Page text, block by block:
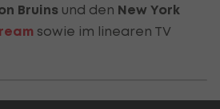
Bruins und den New York
sowie im linearen TV